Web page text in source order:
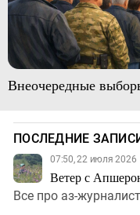
Внеочередные
ПОСЛЕДНИЕ
07:50, 22 июля 2026
Ветер с
Все про аз-